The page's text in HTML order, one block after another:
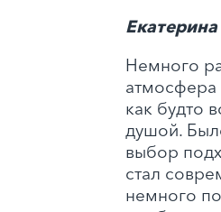
Екатерина
Немного
атмосфера
как будто
душой.
выбор
стал
немного